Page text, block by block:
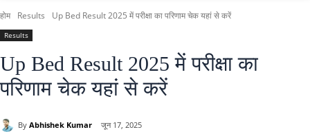
होम Results Up Bed Result 2025 में परीक्षा का परिणाम चेक यहां से करें
Results
Up Bed Result 2025 में परीक्षा का
परिणाम चेक यहां से करें
By Abhishek Kumar जून 17, 2025